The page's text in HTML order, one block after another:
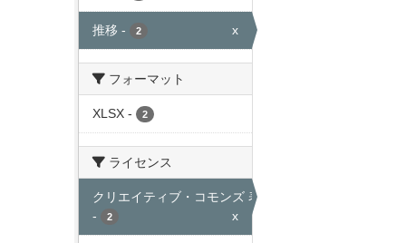
推移 - 2 x
フォーマット
XLSX - 2
ライセンス
クリエイティブ・コモンズ 表示
-
2 x